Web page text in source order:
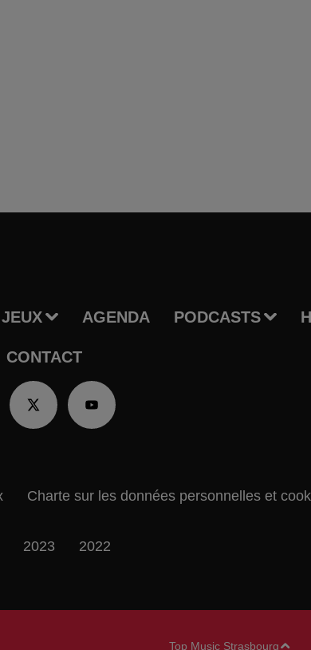
JEUX AGENDA PODCASTS
CONTACT
Top Music Strasbourg
Charte sur les données personnelles et
2023 2022